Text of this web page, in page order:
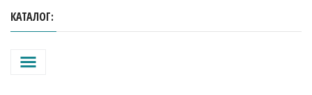
КАТАЛОГ